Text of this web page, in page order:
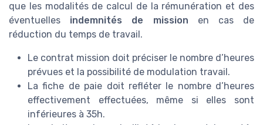
que les modalités de calcul de la rémunération et des
éventuelles indemnités de mission en cas de
réduction du temps de travail.
Le contrat mission doit préciser le nombre d’heures
prévues et la possibilité de modulation travail.
La fiche de paie doit refléter le nombre d’heures
effectivement effectuées, même si elles sont
inférieures à 35h.